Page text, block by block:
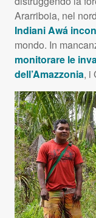
Ararriboia, nel
Indiani Awá
mondo. In
monitorare le
dell’Amazzonia, i